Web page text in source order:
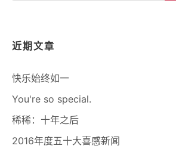
近期文章
快乐始终如一
You're so special.
稀稀：十年之后
2016年度五十大喜感新闻